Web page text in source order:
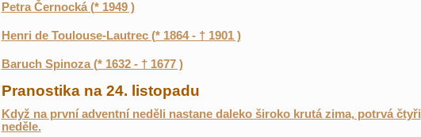
Petra Černocká (* 1949 )
Henri de Toulouse-Lautrec (* 1864 - † 1901 )
Baruch Spinoza (* 1632 - † 1677 )
Pranostika na 24. listopadu
Když na první adventní neděli nastane daleko široko krutá zima, potrvá čtyři
neděle.